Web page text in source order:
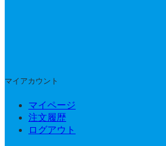
マイアカウント
マイページ
注文履歴
ログアウト